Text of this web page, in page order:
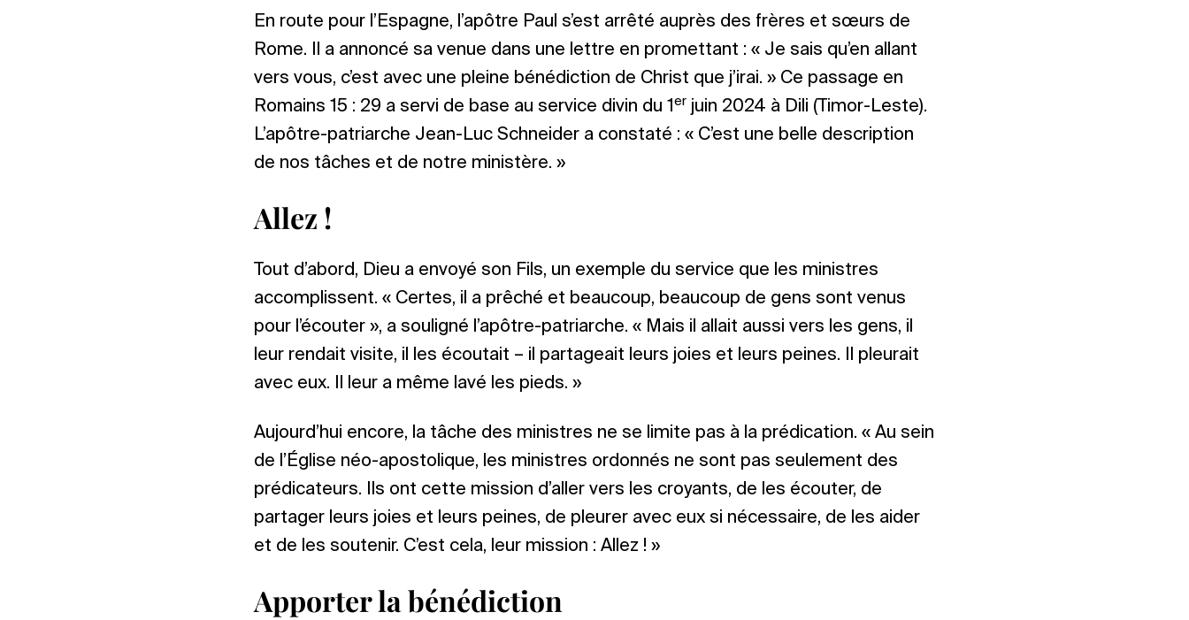
En route pour l’Espagne, l’apôtre Paul s’est arrêté auprès des frères et sœurs de
Rome. Il a annoncé sa venue dans une lettre en promettant : « Je sais qu’en allant
vers vous, c’est avec une pleine bénédiction de Christ que j’irai. » Ce passage en
Romains 15 : 29 a servi de base au service divin du 1er juin 2024 à Dili (Timor-Leste).
L’apôtre-patriarche Jean-Luc Schneider a constaté : « C’est une belle description
de nos tâches et de notre ministère. »
Allez !
Tout d’abord, Dieu a envoyé son Fils, un exemple du service que les ministres
accomplissent. « Certes, il a prêché et beaucoup, beaucoup de gens sont venus
pour l’écouter », a souligné l’apôtre-patriarche. « Mais il allait aussi vers les gens, il
leur rendait visite, il les écoutait – il partageait leurs joies et leurs peines. Il pleurait
avec eux. Il leur a même lavé les pieds. »
Aujourd’hui encore, la tâche des ministres ne se limite pas à la prédication. « Au sein
de l’Église néo-apostolique, les ministres ordonnés ne sont pas seulement des
prédicateurs. Ils ont cette mission d’aller vers les croyants, de les écouter, de
partager leurs joies et leurs peines, de pleurer avec eux si nécessaire, de les aider
et de les soutenir. C’est cela, leur mission : Allez ! »
Apporter la bénédiction